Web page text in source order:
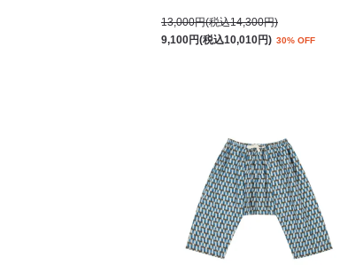
13,000円(税込14,300円)
9,100円(税込10,010円) 30% OFF